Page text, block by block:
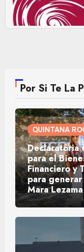
Por Si Te La
QUINTANA
Declaratoria
para el
Financiero y
para
Mara Lezama